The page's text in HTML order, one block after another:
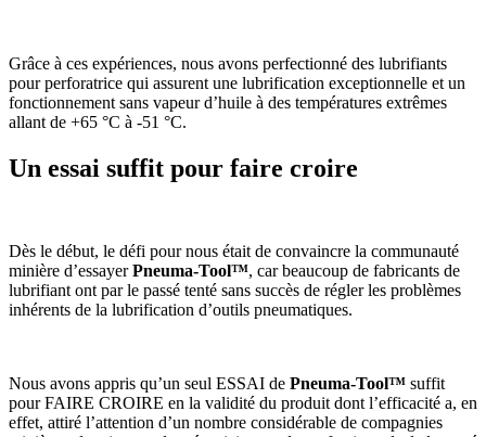
Grâce à ces expériences, nous avons perfectionné des lubrifiants
pour perforatrice qui assurent une lubrification exceptionnelle et un
fonctionnement sans vapeur d’huile à des températures extrêmes
allant de +65 °C à -51 °C.
Un essai suffit pour faire croire
Dès le début, le défi pour nous était de convaincre la communauté
minière d’essayerPneuma-Tool™, car beaucoup de fabricants de
lubrifiant ont par le passé tenté sans succès de régler les problèmes
inhérents de la lubrification d’outils pneumatiques.
Nous avons appris qu’un seul ESSAI de Pneuma-Tool™ suffit
pour FAIRE CROIRE en la validité du produit dont l’efficacité a, en
effet, attiré l’attention d’un nombre considérable de compagnies